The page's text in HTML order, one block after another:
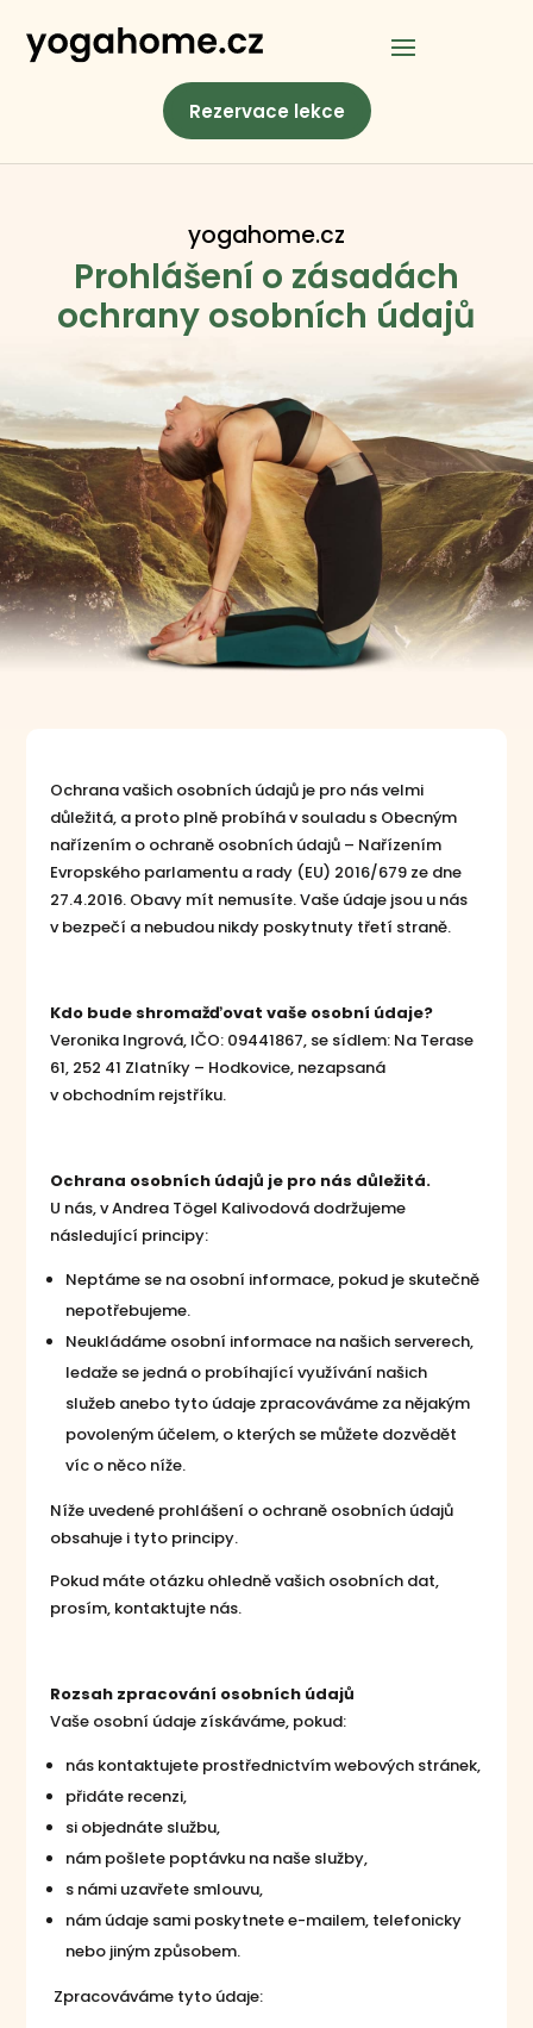
Rezervace lekce
yogahome.cz
Prohlášení o zásadách
ochrany osobních údajů
Ochrana vašich osobních údajů je pro nás velmi
důležitá, a proto plně probíhá v souladu s Obecným
nařízením o ochraně osobních údajů – Nařízením
Evropského parlamentu a rady (EU) 2016/679 ze dne
27.4.2016. Obavy mít nemusíte. Vaše údaje jsou u nás
v bezpečí a nebudou nikdy poskytnuty třetí straně.
Kdo bude shromažďovat vaše osobní údaje?
Veronika Ingrová, IČO: 09441867, se sídlem: Na Terase
61, 252 41 Zlatníky – Hodkovice, nezapsaná
v obchodním rejstříku.
Ochrana osobních údajů je pro nás důležitá.
U nás, v Andrea Tögel Kalivodová dodržujeme
následující principy:
Neptáme se na osobní informace, pokud je skutečně
nepotřebujeme.
Neukládáme osobní informace na našich serverech,
ledaže se jedná o probíhající využívání našich
služeb anebo tyto údaje zpracováváme za nějakým
povoleným účelem, o kterých se můžete dozvědět
víc o něco níže.
Níže uvedené prohlášení o ochraně osobních údajů
obsahuje i tyto principy.
Pokud máte otázku ohledně vašich osobních dat,
prosím, kontaktujte nás.
Rozsah zpracování osobních údajů
Vaše osobní údaje získáváme, pokud:
nás kontaktujete prostřednictvím webových stránek,
přidáte recenzi,
si objednáte službu,
nám pošlete poptávku na naše služby,
s námi uzavřete smlouvu,
nám údaje sami poskytnete e-mailem, telefonicky
nebo jiným způsobem.
Zpracováváme tyto údaje: